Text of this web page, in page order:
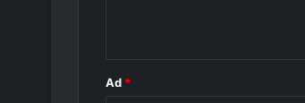
Ad *